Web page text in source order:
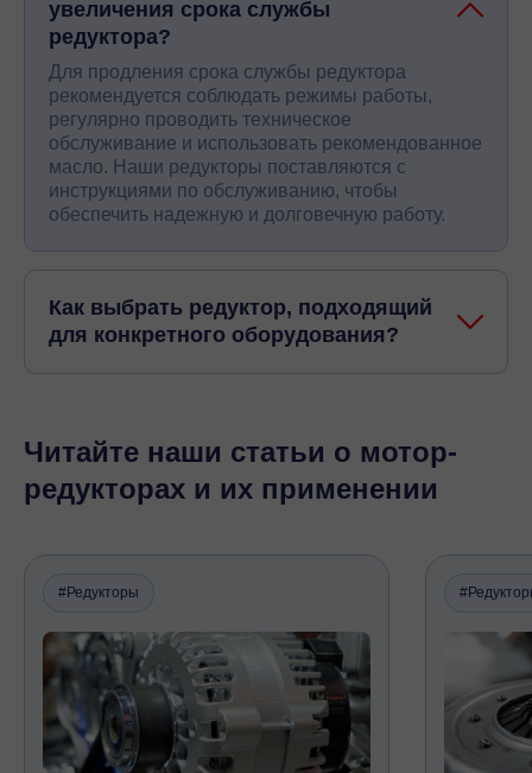
увеличения срока службы
редуктора?
Для продления срока службы редуктора
рекомендуется соблюдать режимы работы,
регулярно проводить техническое
обслуживание и использовать рекомендованное
масло. Наши редукторы поставляются с
инструкциями по обслуживанию, чтобы
обеспечить надежную и долговечную работу.
Как выбрать редуктор, подходящий
для конкретного оборудования?
Читайте наши статьи о мотор-
редукторах и их применении
#Редукторы